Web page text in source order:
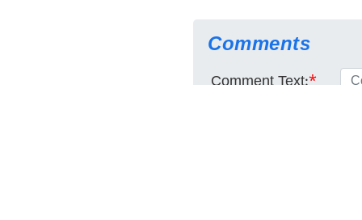
Comments
Comment Text:*